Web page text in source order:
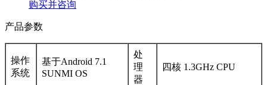
购买并咨询
产品参数
操作
系统
基于Android 7.1
SUNMI OS
处
理
器
四核 1.3GHz CPU